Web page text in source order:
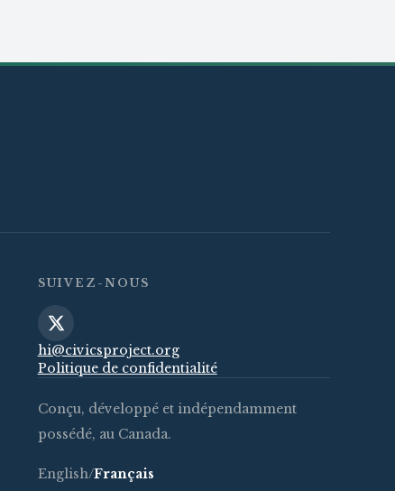
SUIVEZ-NOUS
hi@civicsproject.org
Politique de confidentialité
Conçu, développé et indépendamment
possédé, au Canada.
English/Français